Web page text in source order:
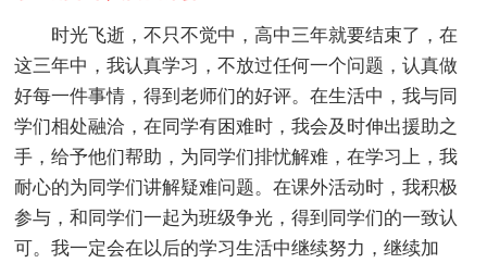
时光飞逝，不只不觉中，高中三年就要结束了，在
这三年中，我认真学习，不放过任何一个问题，认真做
好每一件事情，得到老师们的好评。在生活中，我与同
学们相处融洽，在同学有困难时，我会及时伸出援助之
手，给予他们帮助，为同学们排忧解难，在学习上，我
耐心的为同学们讲解疑难问题。在课外活动时，我积极
参与，和同学们一起为班级争光，得到同学们的一致认
可。我一定会在以后的学习生活中继续努力，继续加